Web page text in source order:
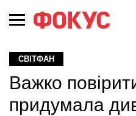
СВІТФАН
Важко
придумала